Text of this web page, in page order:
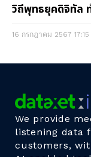
วิถีพุทธยุคดิจิทัล
16 กรกฎาคม 2567 17:15
We provide
listening data
customers,